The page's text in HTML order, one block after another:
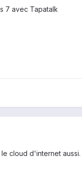
7 avec Tapatalk
cloud d'internet